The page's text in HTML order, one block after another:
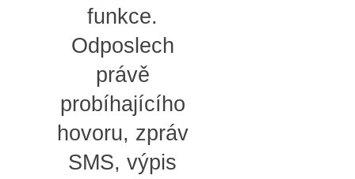
funkce.
Odposlech
právě
probíhajícího
hovoru, zpráv
SMS, výpis